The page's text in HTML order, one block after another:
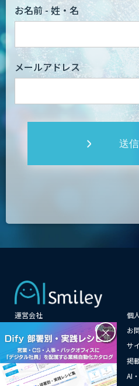
お名前 - 姓・名
メールアドレス
送
運営会社
個
お
メールマガジン登録
サ
情報提供はこちらから
掲
AI企業一覧
AI
×